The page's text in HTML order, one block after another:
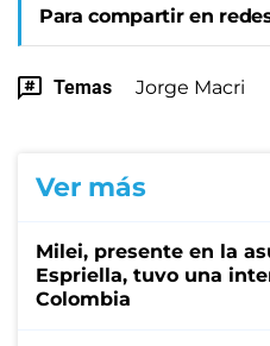
Para compartir en
Temas Jorge Macri
Ver más
Milei, presente en la
Espriella, tuvo una
Colombia